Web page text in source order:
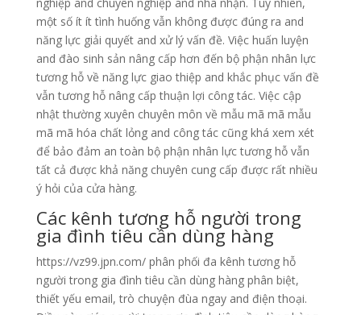
một số ít ít tình huống vẫn không được đúng ra and
năng lực giải quyết and xử lý vấn đề. Việc huấn luyện
and đào sinh sản nâng cấp hơn đến bộ phận nhân lực
tương hỗ về năng lực giao thiệp and khắc phục vấn đề
vẫn tương hỗ nâng cấp thuận lợi công tác. Việc cập
nhật thường xuyên chuyên môn về mẫu mã mã mẫu
mã mã hóa chất lỏng and công tác cũng khá xem xét
để bảo đảm an toàn bộ phận nhân lực tương hỗ vẫn
tất cả được khả năng chuyên cung cấp được rất nhiều
ý hỏi của cửa hàng.
Các kênh tương hỗ người trong
gia đình tiêu cần dùng hàng
https://vz99.jpn.com/ phân phối đa kênh tương hỗ
người trong gia đình tiêu cần dùng hàng phân biệt,
thiết yếu email, trò chuyện đùa ngay and điện thoại.